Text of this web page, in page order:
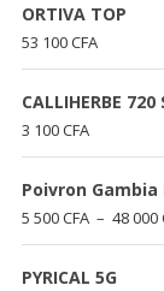
ORTIVA TOP
53 100CFA
CALLIHERBE
3 100CFA
Poivron Gambia
5 500CFA – 48 000
PYRICAL 5G